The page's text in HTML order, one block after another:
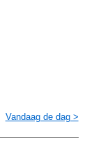
Vandaag de dag >